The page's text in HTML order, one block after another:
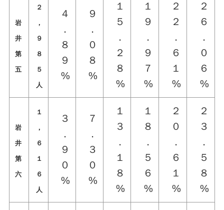
岩
井
第
五
２
，
９
８
５
人
４
．
８
９
%
９
．
０
８
%
１
５
．
２
８
%
１
９
．
９
７
%
２
２
．
６
１
%
２
６
．
０
６
%
岩
井
第
六
１
，
６
１
６
人
３
．
９
０
%
７
．
３
０
%
１
３
．
１
８
%
１
８
．
５
６
%
２
０
．
６
１
%
２
３
．
５
８
%